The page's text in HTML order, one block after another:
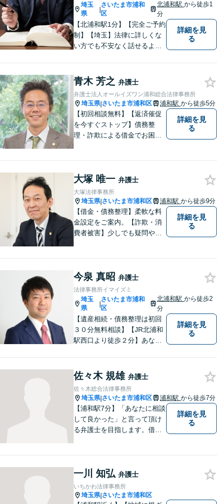
埼玉
県
|
さいたま市浦和
区
北浦和駅から徒歩1
分
【北浦和駅1分】【完全ご予約
制】【埼玉】法律に詳しくな
い方でも不安なく話せるよ
く感じがちな法律問題も、少
しずつ一緒に整理していきま
しょう。
詳細を見
る
青木 芳之 弁護士
弁護士法人オールイズワン浦和総合法律事務所
埼玉県|さいたま市浦和区 浦和駅 から徒歩5分
【初回相談無料】【返済催促
を今すぐストップ】債務整
理・詐欺による借金でお困り
駅5分】【プライバシー配慮】
【平日22時・土日祝20時ま
で】【弁護士歴10年以上】
詳細を見
る
大塚 唯一 弁護士
大塚法律事務所
埼玉県|さいたま市浦和区 浦和駅 から徒歩9分
【借金・債務整理】柔軟な料
金設定をご案内。【詐欺・消
費者被害】少しでも疑問や不
【刑事事件】スピーディーな
接見を重視！少年事件は子ど
もたちの将来を見据えてサポ
ート。
詳細を見
る
今泉 真昭 弁護士
法律事務所イマイズミ
埼玉
県
|
さいたま市浦和
区
北浦和駅から徒歩2
分
【遺産相続・債務整理は初回
３０分無料相談】【JR北浦和
駅西口より徒歩２分】あなた
の代わりに悩み、考え、解決
策をご提案します。
詳細を見
る
佐々木 規雄 弁護士
佐々木総合法律事務所
埼玉県|さいたま市浦和区 浦和駅 から徒歩7分
【浦和駅7分】「あなたに相談
して良かった」と言って頂け
る弁護士を目指します。借
さいませ。【近隣駐車場あ
り】
詳細を見
る
一川 知弘 弁護士
いちかわ法律事務所
埼玉県|さいたま市浦和区